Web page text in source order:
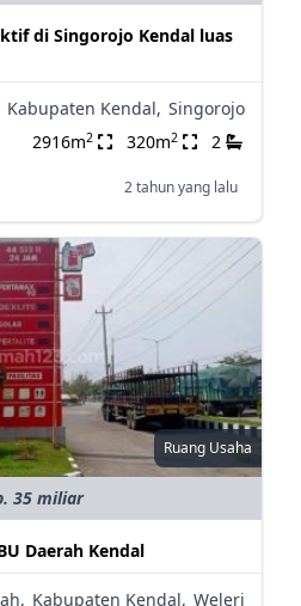
di Singorojo Kendal luas
Kabupaten Kendal, Singorojo
2916m2 320m2 2
2 tahun yang lalu
Ruang Usaha
35 miliar
Daerah Kendal
Kabupaten Kendal, Weleri